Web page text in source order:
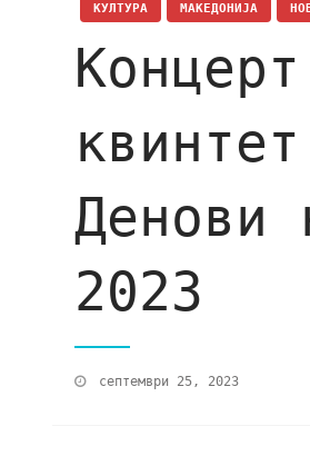
КУЛТУРА МАКЕДОНИЈА
Денови
2023
септември 25, 2023